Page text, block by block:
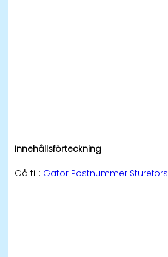
Innehållsförteckning
Gå till: Gator Postnummer Sturefors